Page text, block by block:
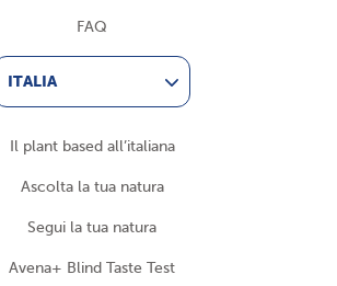
FAQ
ITALIA
Il plant based all’italiana
Ascolta la tua natura
Segui la tua natura
Avena+ Blind Taste Test